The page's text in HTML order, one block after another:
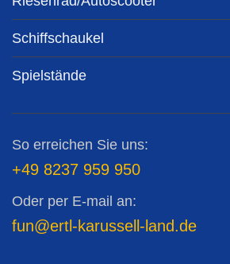
Schiffschaukel
Spielstände
So erreichen Sie uns:
+49 8237 959 950
Oder per E-mail an:
fun@ertl-karussell-land.de